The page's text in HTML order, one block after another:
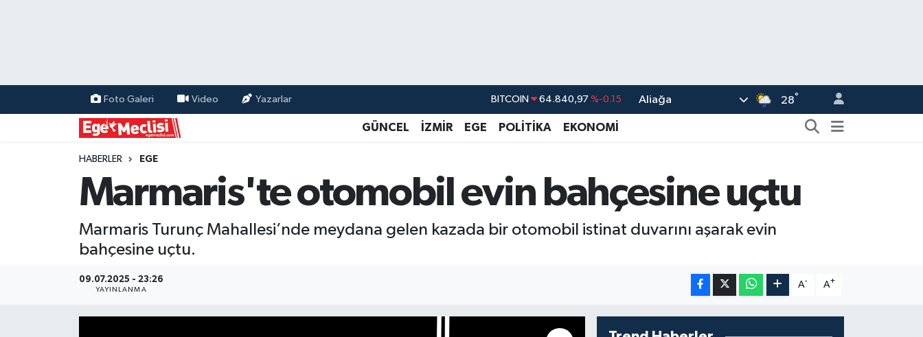
Foto Galeri Video Yazarlar DOLAR 47,7436 %0.18
EURO 55,2510 %0.32
GRAM ALTIN
BİST100 13.779 %-14
BITCOIN 64.840,97 %-0.15
Aliağa 28°
GÜNCEL İZMİR EGE POLİTİKA EKONOMİ
HABERLER EGE
Marmaris'te otomobil evin bahçesine uçtu
Marmaris Turunç Mahallesi’nde meydana gelen kazada bir otomobil istinat duvarını aşarak evin
bahçesine uçtu.
09.07.2025 - 23:26
YAYINLANMA
A- A+
EKONOMİ
GÜNCEL
ÖZEL HABER
POLİTİKA